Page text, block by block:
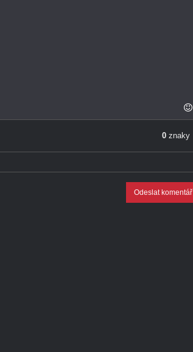
0 znaky
Odeslat komentář